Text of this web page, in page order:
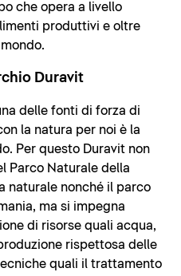
che opera a livello
produttivi e oltre
Duravit
delle fonti di forza di
la natura per noi è la
Per questo Duravit non
Parco Naturale della
naturale nonché il parco
ma si impegna
di risorse quali acqua,
rispettosa delle
quali il trattamento